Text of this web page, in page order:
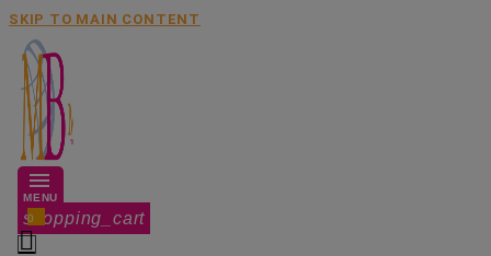
SKIP TO MAIN CONTENT
MENU
shopping_cart
0
